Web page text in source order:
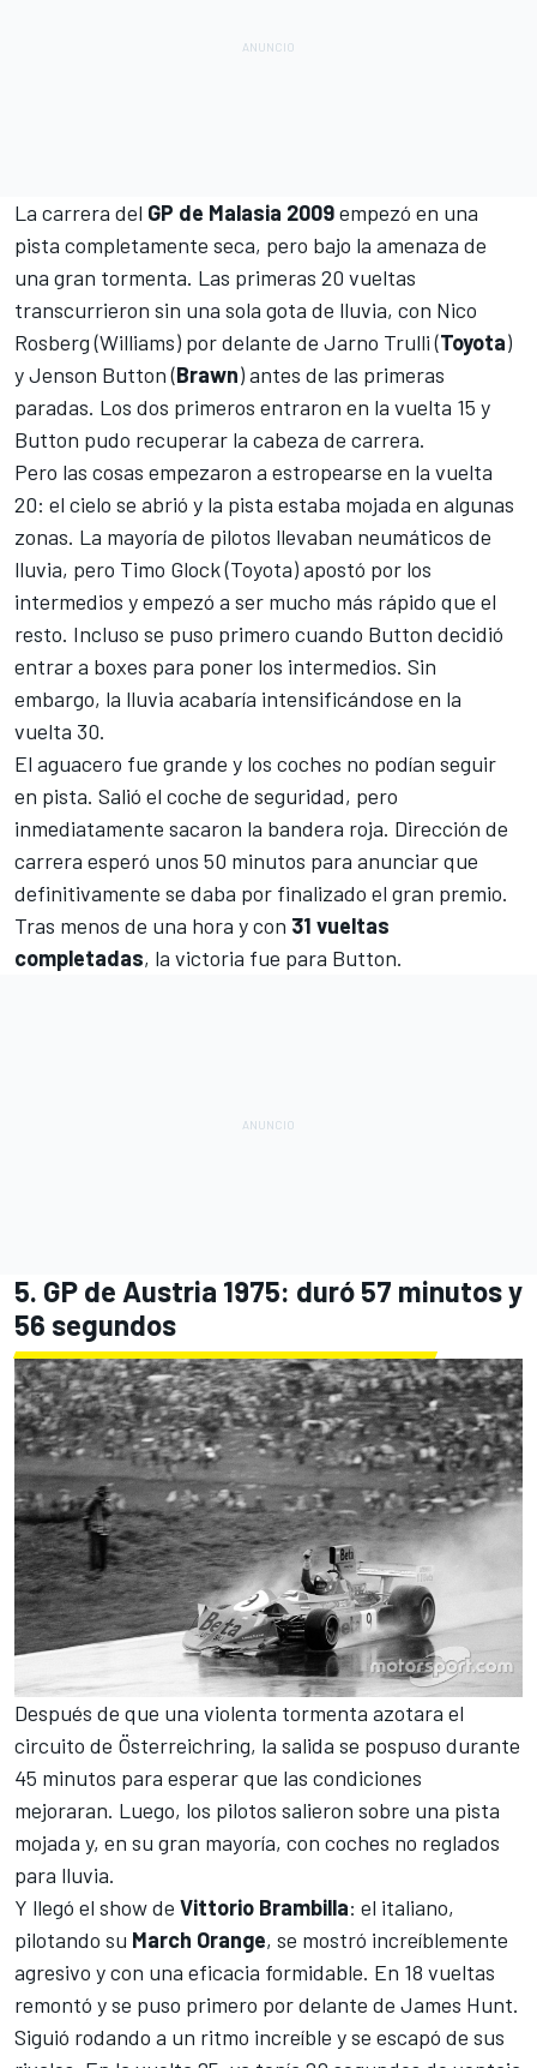
La carrera del GP de Malasia 2009empezó en una
pista completamente seca, pero bajo la amenaza de
una gran tormenta. Las primeras 20 vueltas
transcurrieron sin una sola gota de lluvia, con Nico
Rosberg(Williams) por delante de Jarno Trulli(Toyota)
yJenson Button(Brawn) antes de las primeras
paradas. Los dos primeros entraron en la vuelta 15 y
Button pudo recuperar la cabeza de carrera.
Pero las cosas empezaron a estropearse en la vuelta
20: el cielo se abrió y la pista estaba mojada en algunas
zonas. La mayoría de pilotos llevaban neumáticos de
lluvia, pero Timo Glock(Toyota) apostó por los
intermedios y empezó a ser mucho más rápido que el
resto. Incluso se puso primero cuando Button decidió
entrar a boxes para poner los intermedios. Sin
embargo, la lluvia acabaría intensificándose en la
vuelta 30.
El aguacero fue grande y los coches no podían seguir
en pista. Salió el coche de seguridad, pero
inmediatamente sacaron la bandera roja. Dirección de
carrera esperó unos 50 minutos para anunciar que
definitivamente se daba por finalizado el gran premio.
Tras menos de una hora y con 31 vueltas
completadas, la victoria fue para Button.
5. GP de Austria 1975: duró 57 minutos y
56 segundos
Después de que una violenta tormenta azotara el
circuito de Österreichring, la salida se pospuso durante
45 minutos para esperar que las condiciones
mejoraran. Luego, los pilotos salieron sobre una pista
mojada y, en su gran mayoría, con coches no reglados
para lluvia.
Y llegó el show de Vittorio Brambilla: el italiano,
pilotando su March Orange, se mostró increíblemente
agresivo y con una eficacia formidable. En 18 vueltas
remontó y se puso primero por delante de James Hunt.
Siguió rodando a un ritmo increíble y se escapó de sus